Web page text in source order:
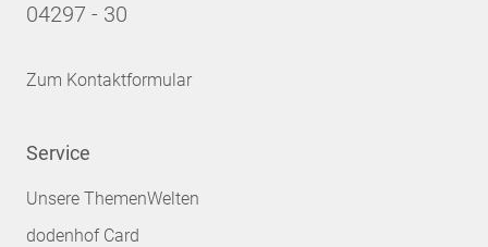
04297 - 30
Zum Kontaktformular
Service
Unsere ThemenWelten
dodenhof Card